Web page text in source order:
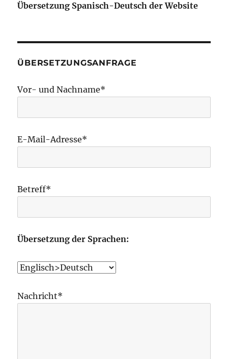
Übersetzung Spanisch-Deutsch der Website
ÜBERSETZUNGSANFRAGE
Vor- und Nachname*
E-Mail-Adresse*
Betreff*
Übersetzung der Sprachen:
Nachricht*